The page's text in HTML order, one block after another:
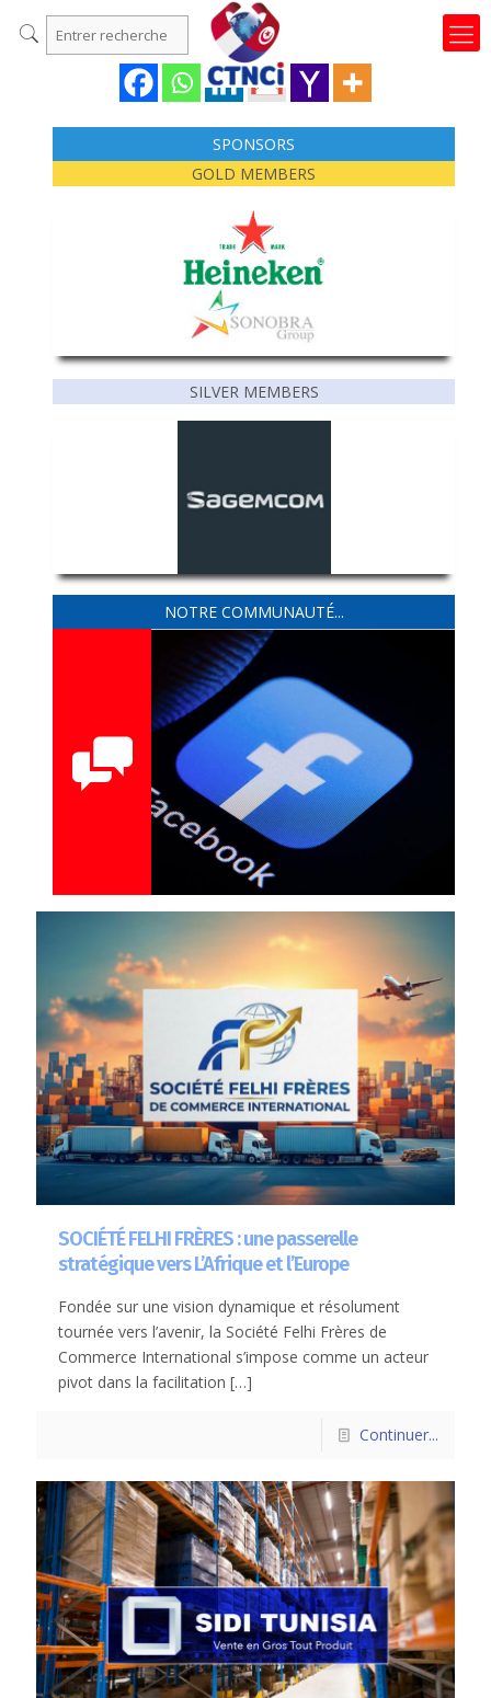
SPONSORS
GOLD MEMBERS
SILVER MEMBERS
NOTRE COMMUNAUTÉ...
SOCIÉTÉ FELHI FRÈRES : une passerelle
stratégique vers L’Afrique et l’Europe
Fondée sur une vision dynamique et résolument
tournée vers l’avenir, la Société Felhi Frères de
Commerce International s’impose comme un acteur
pivot dans la facilitation […]
Continuer...